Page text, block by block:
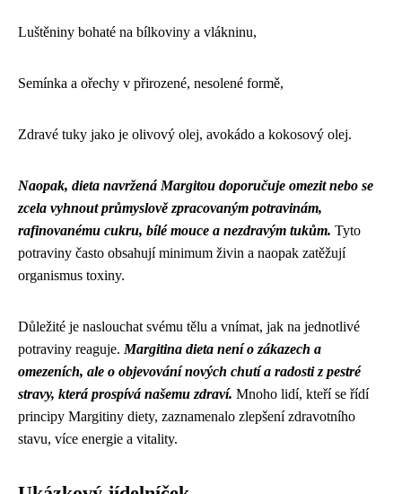
Luštěniny bohaté na bílkoviny a vlákninu,
Semínka a ořechy v přirozené, nesolené formě,
Zdravé tuky jako je olivový olej, avokádo a kokosový olej.
Naopak, dieta navržená Margitou doporučuje omezit nebo se
zcela vyhnout průmyslově zpracovaným potravinám,
rafinovanému cukru, bílé mouce a nezdravým tukům. Tyto
potraviny často obsahují minimum živin a naopak zatěžují
organismus toxiny.
Důležité je naslouchat svému tělu a vnímat, jak na jednotlivé
potraviny reaguje. Margitina dieta není o zákazech a
omezeních, ale o objevování nových chutí a radosti z pestré
stravy, která prospívá našemu zdraví. Mnoho lidí, kteří se řídí
principy Margitiny diety, zaznamenalo zlepšení zdravotního
stavu, více energie a vitality.